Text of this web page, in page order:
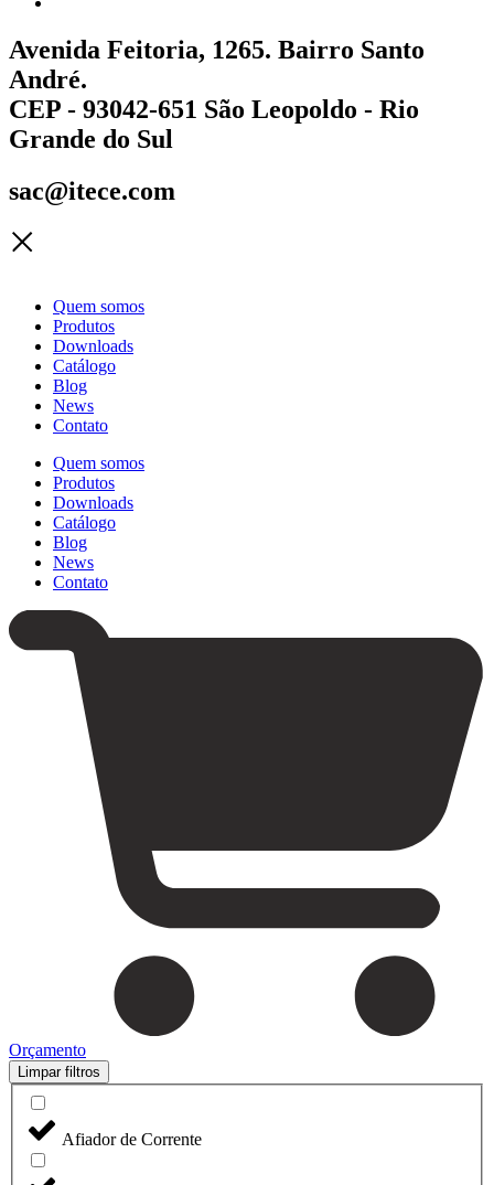
Avenida Feitoria, 1265. Bairro Santo
André.
CEP - 93042-651 São Leopoldo - Rio
Grande do Sul
sac@itece.com
Quem somos
Produtos
Downloads
Catálogo
Blog
News
Contato
Quem somos
Produtos
Downloads
Catálogo
Blog
News
Contato
Orçamento
Limpar filtros
Afiador de Corrente